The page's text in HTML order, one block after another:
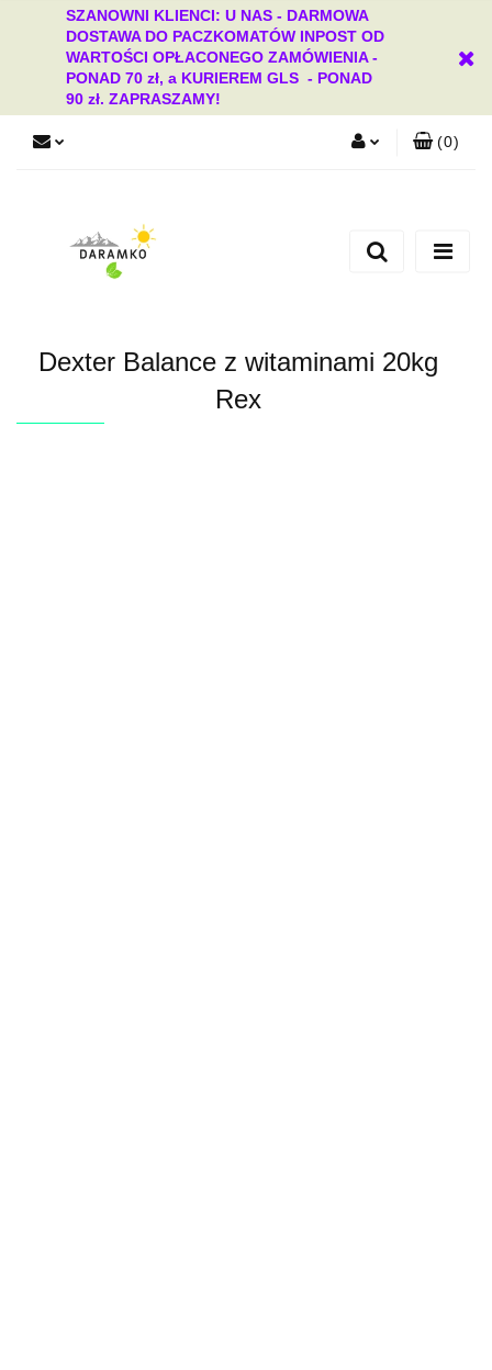
SZANOWNI KLIENCI: U NAS - DARMOWA
DOSTAWA DO PACZKOMATÓW INPOST OD
WARTOŚCI OPŁACONEGO ZAMÓWIENIA -
PONAD 70 zł, a KURIEREM GLS - PONAD
90 zł. ZAPRASZAMY!
Dodaj zgłoszenie
(0)
Dexter Balance z witaminami 20kg
Rex